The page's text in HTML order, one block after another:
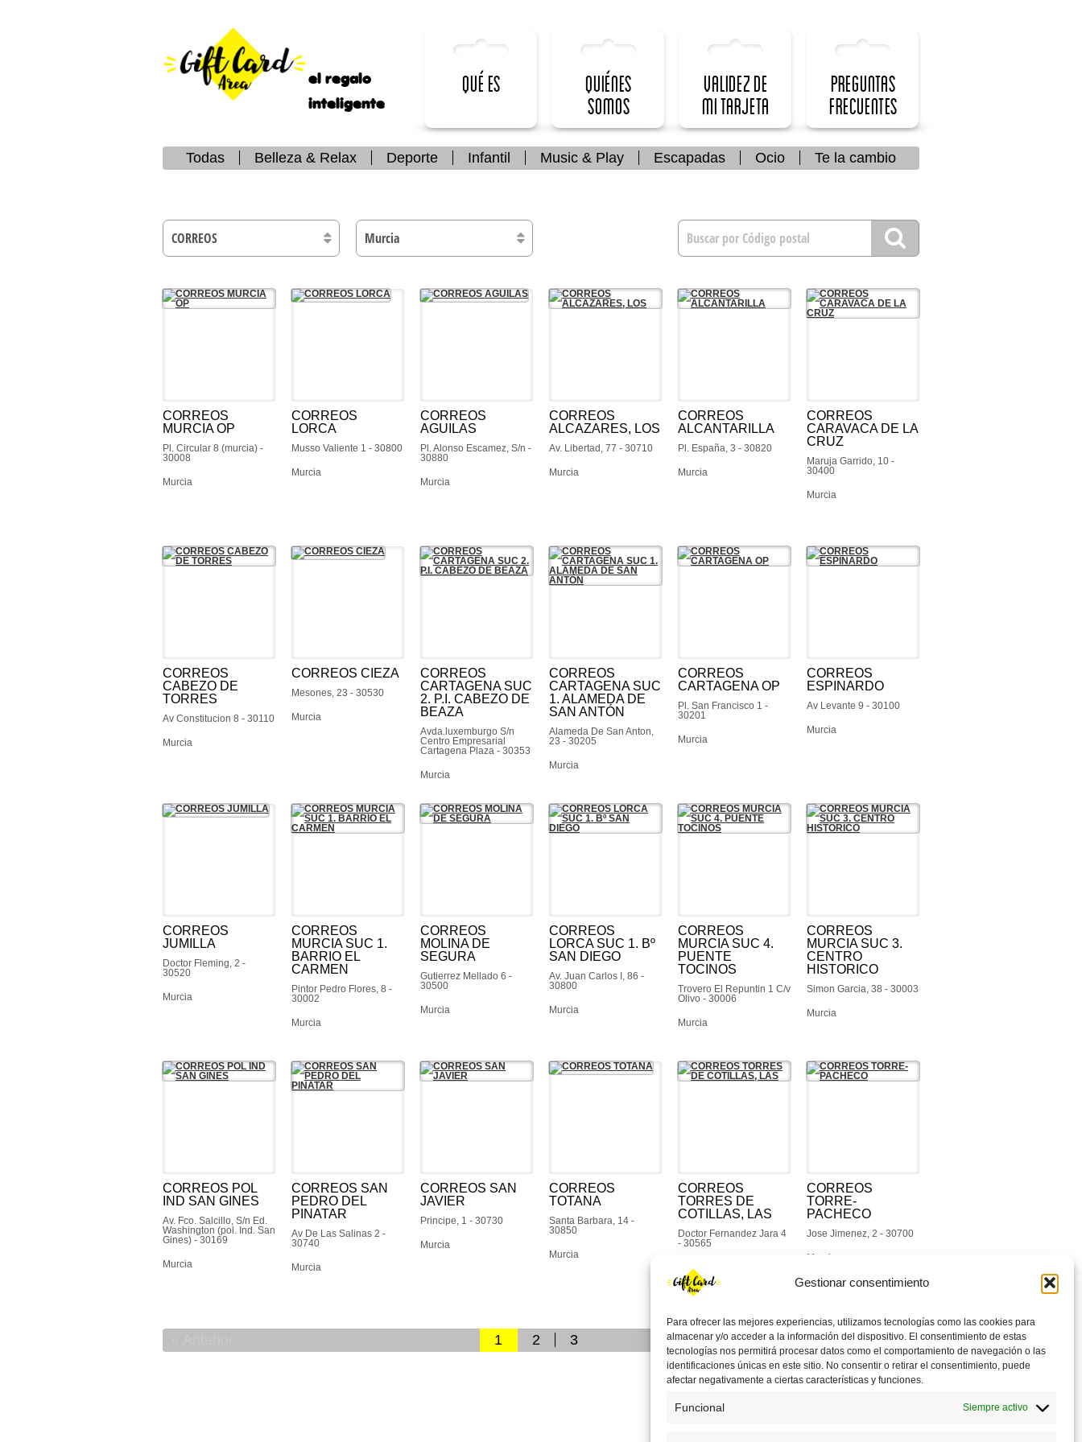
Gestionar consentimiento
Para ofrecer las mejores experiencias, utilizamos tecnologías como las cookies para
almacenar y/o acceder a la información del dispositivo. El consentimiento de estas
tecnologías nos permitirá procesar datos como el comportamiento de navegación o las
identificaciones únicas en este sitio. No consentir o retirar el consentimiento, puede
afectar negativamente a ciertas características y funciones.
Funcional Siempre activo
el regalo
inteligente
Qué es
Quiénes
somos
Validez de
mi Tarjeta
Preguntas
frecuentes
Todas Belleza & Relax Deporte Infantil Music & Play Escapadas Ocio Te la cambio
CORREOS
MURCIA OP
Pl. Circular 8 (murcia) -
30008
Murcia
CORREOS
LORCA
Musso Valiente 1 - 30800
Murcia
CORREOS
AGUILAS
Pl. Alonso Escamez, S/n -
30880
Murcia
CORREOS
ALCAZARES, LOS
Av. Libertad, 77 - 30710
Murcia
CORREOS
ALCANTARILLA
Pl. España, 3 - 30820
Murcia
CORREOS
CARAVACA DE LA
CRUZ
Maruja Garrido, 10 -
30400
Murcia
CORREOS
CABEZO DE
TORRES
Av Constitucion 8 - 30110
Murcia
CORREOS CIEZA
Mesones, 23 - 30530
Murcia
CORREOS
CARTAGENA SUC
2. P.I. CABEZO DE
BEAZA
Avda.luxemburgo S/n
Centro Empresarial
Cartagena Plaza - 30353
Murcia
CORREOS
CARTAGENA SUC
1. ALAMEDA DE
SAN ANTÓN
Alameda De San Anton,
23 - 30205
Murcia
CORREOS
CARTAGENA OP
Pl. San Francisco 1 -
30201
Murcia
CORREOS
ESPINARDO
Av Levante 9 - 30100
Murcia
CORREOS
JUMILLA
Doctor Fleming, 2 -
30520
Murcia
CORREOS
MURCIA SUC 1.
BARRIO EL
CARMEN
Pintor Pedro Flores, 8 -
30002
Murcia
CORREOS
MOLINA DE
SEGURA
Gutierrez Mellado 6 -
30500
Murcia
CORREOS
LORCA SUC 1. Bº
SAN DIEGO
Av. Juan Carlos I, 86 -
30800
Murcia
CORREOS
MURCIA SUC 4.
PUENTE
TOCINOS
Trovero El Repuntin 1 C/v
Olivo - 30006
Murcia
CORREOS
MURCIA SUC 3.
CENTRO
HISTORICO
Simon Garcia, 38 - 30003
Murcia
CORREOS POL
IND SAN GINES
Av. Fco. Salcillo, S/n Ed.
Washington (pol. Ind. San
Gines) - 30169
Murcia
CORREOS SAN
PEDRO DEL
PINATAR
Av De Las Salinas 2 -
30740
Murcia
CORREOS SAN
JAVIER
Principe, 1 - 30730
Murcia
CORREOS
TOTANA
Santa Barbara, 14 -
30850
Murcia
CORREOS
TORRES DE
COTILLAS, LAS
Doctor Fernandez Jara 4
- 30565
Murcia
CORREOS
TORRE-
PACHECO
Jose Jimenez, 2 - 30700
Murcia
1 2 3 Siguiente